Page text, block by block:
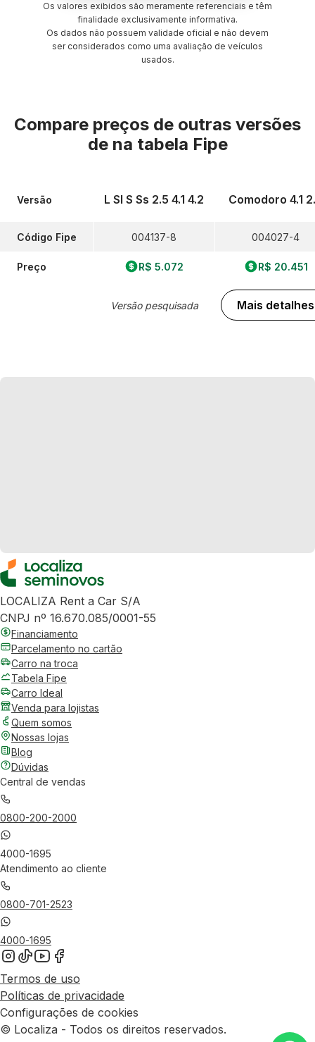
Os valores exibidos são meramente referenciais e têm
finalidade exclusivamente informativa.
Os dados não possuem validade oficial e não devem
ser considerados como uma avaliação de veículos
usados.
Compare preços de outras versões
de na tabela Fipe
Versão
Código Fipe
Preço
L Sl S Ss 2.5 4.1 4.2
004137-8
R$ 5.072
Versão pesquisada
Comodoro 4.1
004027-4
R$ 20.451
Mais detalhes
LOCALIZA Rent a Car S/A
CNPJ nº 16.670.085/0001-55
Financiamento
Parcelamento no cartão
Carro na troca
Tabela Fipe
Carro Ideal
Venda para lojistas
Quem somos
Nossas lojas
Blog
Dúvidas
Central de vendas
0800-200-2000
4000-1695
Atendimento ao cliente
0800-701-2523
4000-1695
Termos de uso
Políticas de privacidade
Configurações de cookies
© Localiza - Todos os direitos reservados.